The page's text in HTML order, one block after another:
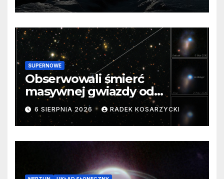
SUPERNOWE
Obserwowali śmierć
masywnej gwiazdy od
samego początku. Niezwykle
cenne dane
6 SIERPNIA 2026 RADEK KOSARZYCKI